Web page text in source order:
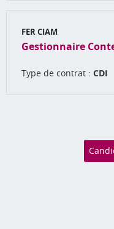
FER CIAM
Gestionnaire
Type de contrat : CDI